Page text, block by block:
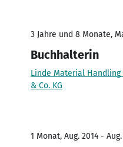
3 Jahre und 8 Monate,
Buchhalterin
Linde Material Handling
& Co. KG
1 Monat, Aug. 2014 -